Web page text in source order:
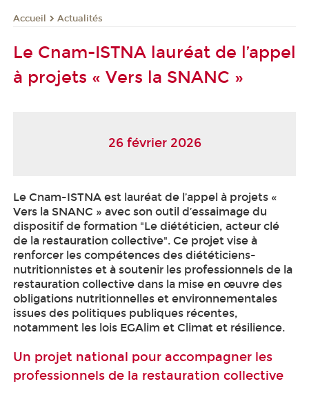
Accueil Actualités
Le Cnam-ISTNA lauréat de l’appel
à projets « Vers la SNANC »
26 février 2026
Le Cnam-ISTNA est lauréat de l’appel à projets «
Vers la SNANC » avec son outil d’essaimage du
dispositif de formation "Le diététicien, acteur clé
de la restauration collective". Ce projet vise à
renforcer les compétences des diététiciens-
nutritionnistes et à soutenir les professionnels de la
restauration collective dans la mise en œuvre des
obligations nutritionnelles et environnementales
issues des politiques publiques récentes,
notamment les lois EGAlim et Climat et résilience.
Un projet national pour accompagner les
professionnels de la restauration collective